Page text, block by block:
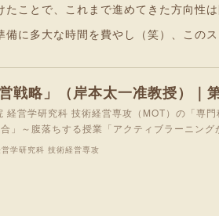
ことで、これまで進めてきた方向性
に多大な時間を費やし（笑）、この
経営学研究科 技術経営専攻（MOT）の「専
」～腹落ちする授業「アクティブラーニン
学研究科 技術経営専攻